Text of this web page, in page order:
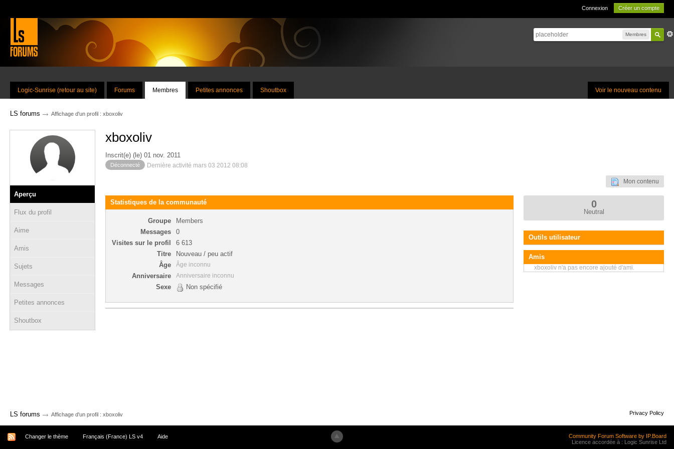
Connexion Créer un compte
Membres
Voir le nouveau contenu
Logic-Sunrise (retour au site) Forums Membres Petites annonces Shoutbox
LS forums → Affichage d'un profil : xboxoliv
Aperçu
Flux du profil
Aime
Amis
Sujets
Messages
Petites annonces
Shoutbox
xboxoliv
Inscrit(e) (le) 01 nov. 2011
Déconnecté Dernière activité mars 03 2012 08:08
Mon contenu
Statistiques de la communauté
Groupe
Members
Messages
0
Visites sur le profil
6 613
Titre
Nouveau / peu actif
Âge
Âge inconnu
Anniversaire Anniversaire inconnu
Sexe Non spécifié
0
Neutral
Outils utilisateur
Amis
xboxoliv n'a pas encore ajouté d'ami.
LS forums → Affichage d'un profil : xboxoliv Privacy Policy
Changer le thème Français (France) LS v4 Aide
Community Forum Software by IP.Board
Licence accordée à : Logic Sunrise Ltd